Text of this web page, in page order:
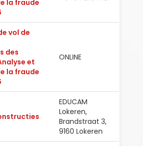
la fraude
vol de
des
et
la fraude
ONLINE
EDUCAM
Lokeren,
Brandstraat 3,
9160 Lokeren